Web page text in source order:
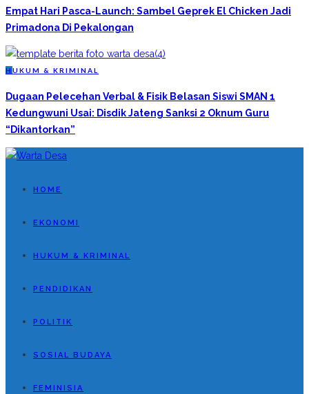
Empat Hari Pasca-Launch: Sambel Geprek El Chicken Jadi
Primadona Di Pekalongan
H UKUM & KRIMINAL
Dugaan Pelecehan Verbal & Fisik Belasan Siswi SMAN 1
Kedungwuni Usai: Disdik Jateng Sanksi 2 Oknum Guru
“Dikantorkan”
HOME
EKONOMI
HUKUM & KRIMINAL
PENDIDIKAN
POLITIK
SOSIAL BUDAYA
FEMINISIA